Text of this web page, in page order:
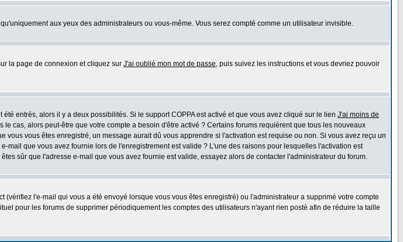
aux yeux des administrateurs ou vous-même. Vous serez compté comme un utilisateur invisible.
la page de connexion et cliquez sur J'ai oublié mon mot de passe, puis suivez les instructions et vous devriez pouvoir
entrés, alors il y a deux possibilités. Si le support COPPA est activé et que vous avez cliqué sur le lien J'ai moins de
cas, alors peut-être que votre compte a besoin d'être activé ? Certains forums requièrent que tous les nouveaux
vous êtes enregistré, un message aurait dû vous apprendre si l'activation est requise ou non. Si vous avez reçu un
que vous avez fournie lors de l'enregistrement est valide ? L'une des raisons pour lesquelles l'activation est
sûr que l'adresse e-mail que vous avez fournie est valide, essayez alors de contacter l'administrateur du forum.
l'e-mail qui vous a été envoyé lorsque vous vous êtes enregistré) ou l'administrateur a supprimé votre compte
pour les forums de supprimer périodiquement les comptes des utilisateurs n'ayant rien posté afin de réduire la taille